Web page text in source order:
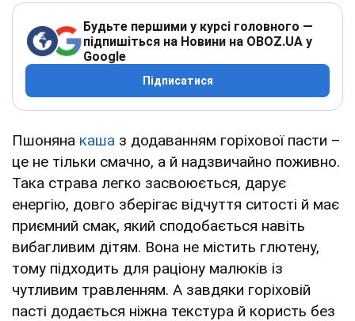
Будьте першими у курсі головного —
підпишіться на Новини на OBOZ.UA у
Google
Підписатися
Пшоняна каша з додаванням горіхової пасти –
це не тільки смачно, а й надзвичайно поживно.
Така страва легко засвоюється, дарує
енергію, довго зберігає відчуття ситості й має
приємний смак, який сподобається навіть
вибагливим дітям. Вона не містить глютену,
тому підходить для раціону малюків із
чутливим травленням. А завдяки горіховій
пасті додається ніжна текстура й користь без